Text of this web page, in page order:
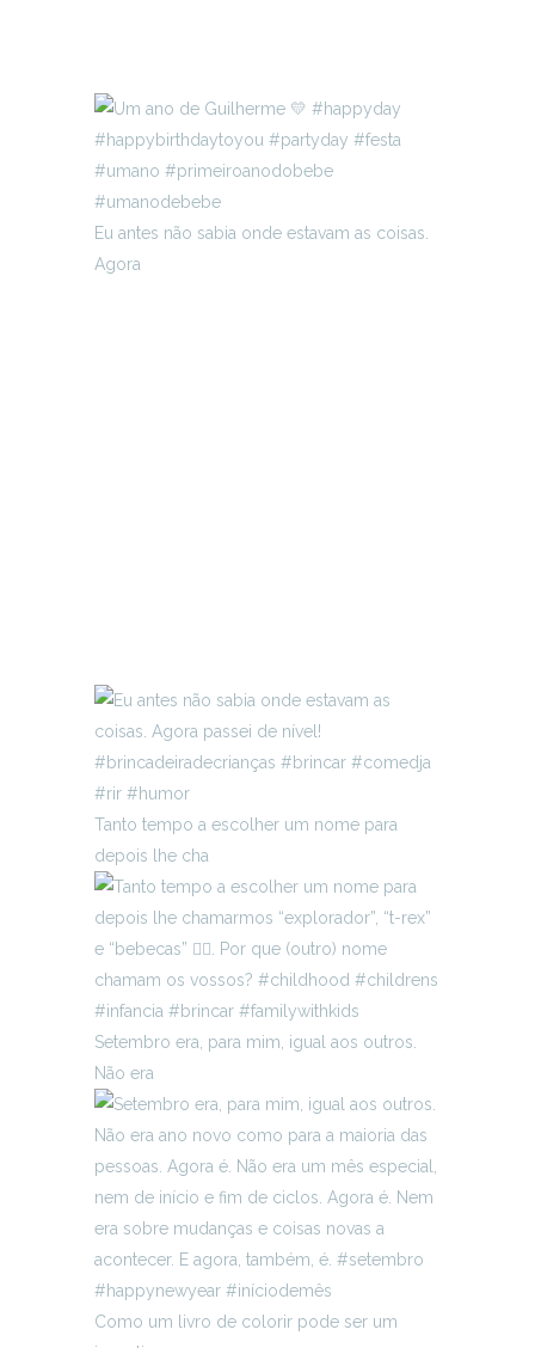
Eu antes não sabia onde estavam as coisas.
Agora
Tanto tempo a escolher um nome para
depois lhe cha
Setembro era, para mim, igual aos outros.
Não era
Como um livro de colorir pode ser um